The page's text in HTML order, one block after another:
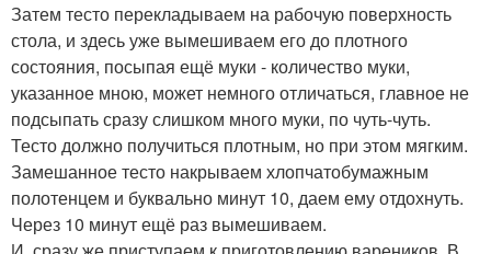
Затем тесто перекладываем на рабочую поверхность
стола, и здесь уже вымешиваем его до плотного
состояния, посыпая ещё муки - количество муки,
указанное мною, может немного отличаться, главное не
подсыпать сразу слишком много муки, по чуть-чуть.
Тесто должно получиться плотным, но при этом мягким.
Замешанное тесто накрываем хлопчатобумажным
полотенцем и буквально минут 10, даем ему отдохнуть.
Через 10 минут ещё раз вымешиваем.